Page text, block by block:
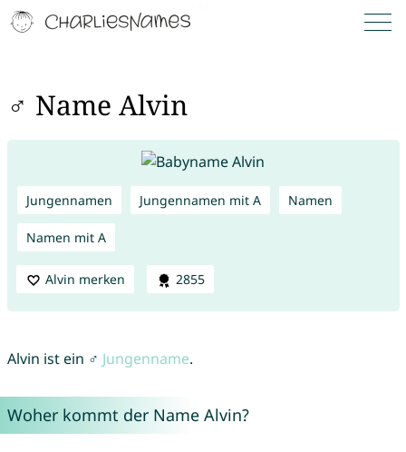
♂ Name Alvin
Jungennamen Jungennamen mit A Namen
Namen mit A
Alvin merken 2855
Alvin ist ein ♂ Jungenname.
Woher kommt der Name Alvin?